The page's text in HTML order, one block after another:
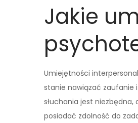
Jakie
Umiejętności
stanie nawiązać zaufanie
słuchania jest
posiadać zdolność do